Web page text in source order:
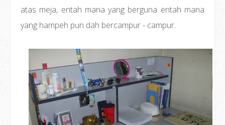
atas meja, entah mana yang berguna entah mana
yang hampeh pun dah bercampur - campur.